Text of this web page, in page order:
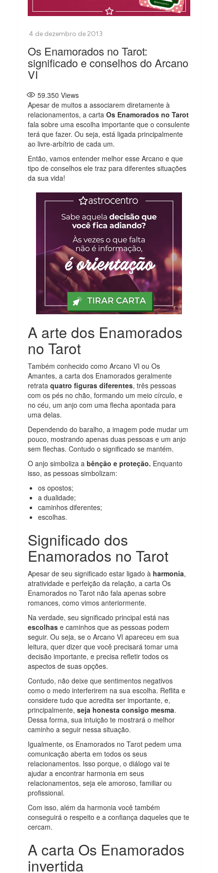
Os Enamorados no Tarot:
significado e conselhos do Arcano
VI
59.350 Views
Apesar de muitos a associarem diretamente à
relacionamentos, a cartaOs Enamorados no Tarot
fala sobre uma escolha importante que o consulente
terá que fazer. Ou seja, está ligada principalmente
ao livre-arbítrio de cada um.
Então, vamos entender melhor esse Arcano e que
tipo de conselhos ele traz para diferentes situações
da sua vida!
A arte dos Enamorados
no Tarot
Também conhecido como Arcano VI ou Os
Amantes, a carta dos Enamorados geralmente
retrataquatro figuras diferentes, três pessoas
com os pés no chão, formando um meio círculo, e
no céu, um anjo com uma flecha apontada para
uma delas.
Dependendo do baralho, a imagem pode mudar um
pouco, mostrando apenas duas pessoas e um anjo
sem flechas. Contudo o significado se mantém.
O anjo simboliza abênção e proteção. Enquanto
isso, as pessoas simbolizam:
os opostos;
a dualidade;
caminhos diferentes;
escolhas.
Significado dos
Enamorados no Tarot
Apesar de seu significado estar ligado à harmonia,
atratividade e perfeição da relação, a carta Os
Enamorados no Tarot não fala apenas sobre
romances, como vimos anteriormente.
Na verdade, seu significado principal está nas
escolhase caminhos que as pessoas podem
seguir. Ou seja, se o Arcano VI apareceu em sua
leitura, quer dizer que você precisará tomar uma
decisão importante, e precisa refletir todos os
aspectos de suas opções.
Contudo, não deixe que sentimentos negativos
como o medo interferirem na sua escolha. Reflita e
considere tudo que acredita ser importante, e,
principalmente,seja honesta consigo mesma.
Dessa forma, sua intuição te mostrará o melhor
caminho a seguir nessa situação.
Igualmente, os Enamorados no Tarot pedem uma
comunicação aberta em todos os seus
relacionamentos. Isso porque, o diálogo vai te
ajudar a encontrar harmonia em seus
relacionamentos, seja ele amoroso, familiar ou
profissional.
Com isso, além da harmonia você também
conseguirá o respeito e a confiança daqueles que te
cercam.
A carta Os Enamorados
invertida